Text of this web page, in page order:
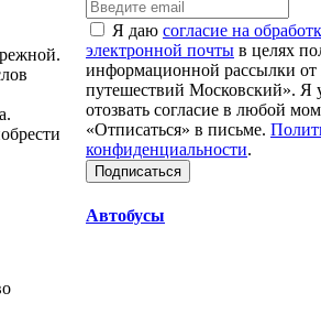
Я даю согласие на
электронной почты в целях
информационной рассылки от
путешествий Московский». Я
отозвать согласие в любой
«Отписаться» в письме.
конфиденциальности.
Автобусы